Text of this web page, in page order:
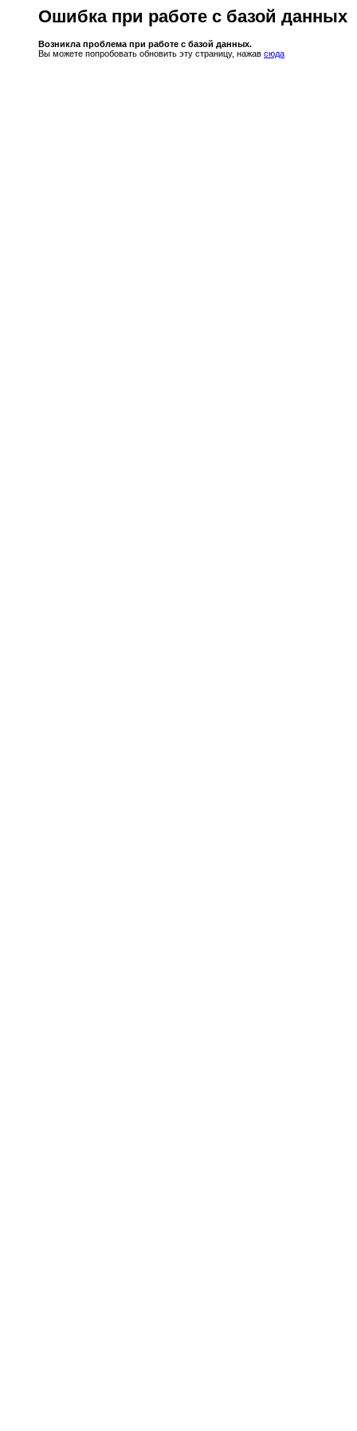
Ошибка при работе с базой данных
Возникла проблема при работе с базой данных.
Вы можете попробовать обновить эту страницу, нажав сюда